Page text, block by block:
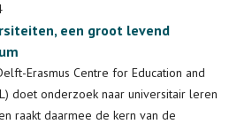
Campus-
and
Online
Learning
Lab
een groot levend
Erasmus Centre for Education and
doet onderzoek naar universitair leren
raakt daarmee de kern van de